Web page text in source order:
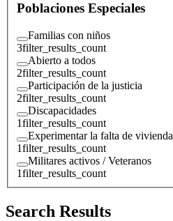
Poblaciones Especiales
Familias con niños
3filter_results_count
Abierto a todos
2filter_results_count
Participación de la justicia
2filter_results_count
Discapacidades
1filter_results_count
Experimentar la falta de vivienda
1filter_results_count
Militares activos / Veteranos
1filter_results_count
Search Results